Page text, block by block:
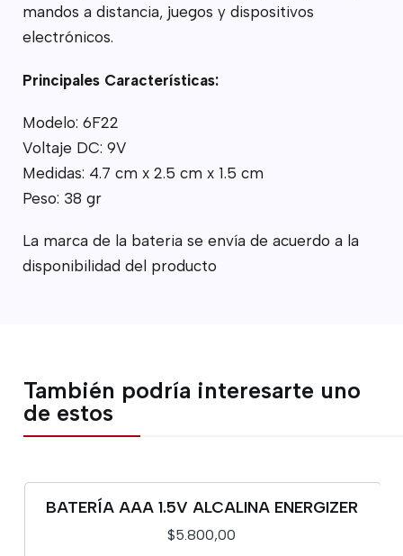
mandos a distancia, juegos y dispositivos
electrónicos.
Principales Características:
Modelo: 6F22
Voltaje DC: 9V
Medidas: 4.7 cm x 2.5 cm x 1.5 cm
Peso: 38 gr
La marca de la bateria se envía de acuerdo a la
disponibilidad del producto
También podría interesarte uno
de estos
BATERÍA AAA 1.5V ALCALINA ENERGIZER
$5.800,00